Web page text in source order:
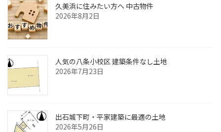
久美浜に住みたい方へ 中古物件
2026年8月2日
人気の八条小校区 建築条件なし土地
2026年7月23日
出石城下町・平家建築に最適の土地
2026年5月26日